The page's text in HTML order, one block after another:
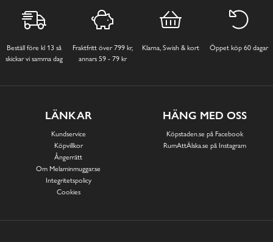
Beställ före kl 13 så
skickar vi samma dag
Fraktfritt över 799 kr,
annars 59 - 79 kr
Klarna, Swish & kort Öppet köp 60 dagar
LÄNKAR
Kundservice
Köpvillkor
Ångerrätt
Om Melaminmuggar.se
Integritetspolicy
Cookies
HÄNG MED OSS
Köpstaden.se på Facebook
RumAttÄlska.se på Instagram